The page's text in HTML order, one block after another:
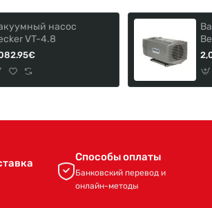
насос
VT-4.8
Способы оплаты
Банковский перевод и
онлайн-методы